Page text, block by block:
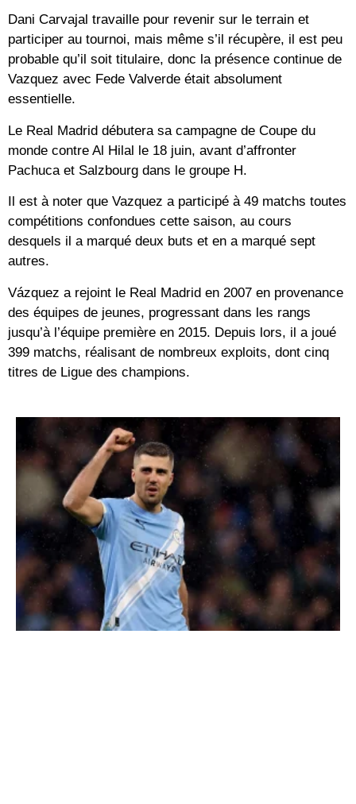
Dani Carvajal travaille pour revenir sur le terrain et
participer au tournoi, mais même s’il récupère, il est peu
probable qu’il soit titulaire, donc la présence continue de
Vazquez avec Fede Valverde était absolument
essentielle.
Le Real Madrid débutera sa campagne de Coupe du
monde contre Al Hilal le 18 juin, avant d’affronter
Pachuca et Salzbourg dans le groupe H.
Il est à noter que Vazquez a participé à 49 matchs toutes
compétitions confondues cette saison, au cours
desquels il a marqué deux buts et en a marqué sept
autres.
Vázquez a rejoint le Real Madrid en 2007 en provenance
des équipes de jeunes, progressant dans les rangs
jusqu’à l’équipe première en 2015. Depuis lors, il a joué
399 matchs, réalisant de nombreux exploits, dont cinq
titres de Ligue des champions.